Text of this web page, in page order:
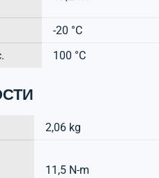
-20 °C
100 °C
2,06 kg
11,5 N-m